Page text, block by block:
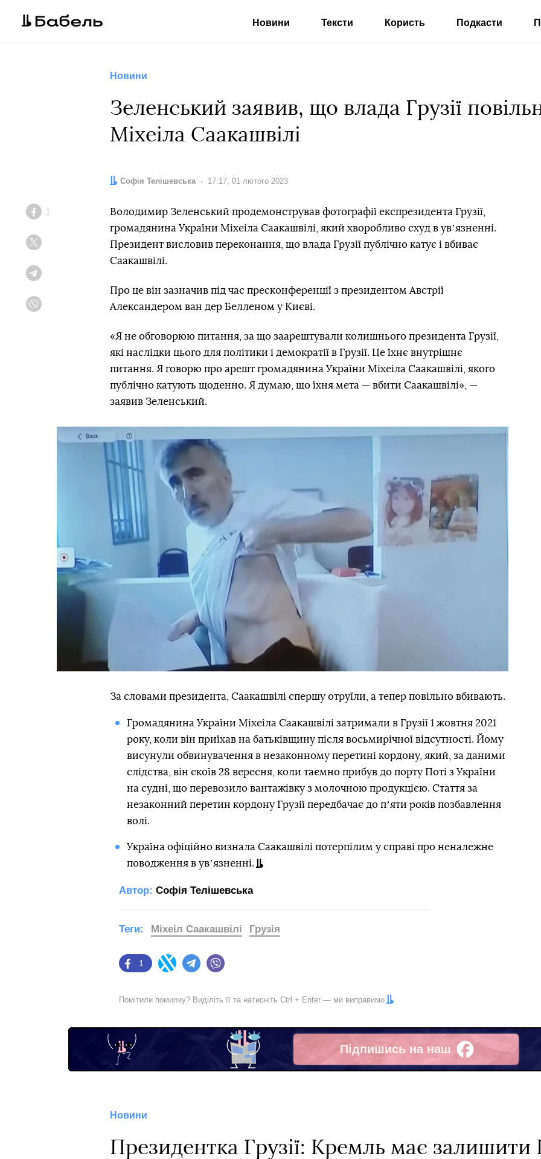
Новини Тексти Користь Подкасти
Новини
Зеленський заявив, що влада Грузії
Міхеіла Саакашвілі
Автор:
Софія Телішевська Дата:
17:17, 01 лютого 2023
Facebook
1
Володимир Зеленський продемонстрував фотографії експрезидента Грузії,
громадянина України Міхеіла Саакашвілі, який хворобливо схуд в увʼязненні.
Президент висловив переконання, що влада Грузії публічно катує і вбиває
Саакашвілі.
Про це він зазначив під час пресконференції з президентом Австрії
Александером ван дер Белленом у Києві.
«Я не обговорюю питання, за що заарештували колишнього президента Грузії,
які наслідки цього для політики і демократії в Грузії. Це їхнє внутрішнє
питання. Я говорю про арешт громадянина України Міхеіла Саакашвілі, якого
публічно катують щоденно. Я думаю, що їхня мета — вбити Саакашвілі», —
заявив Зеленський.
За словами президента, Саакашвілі спершу отруїли, а тепер повільно вбивають.
Громадянина України Міхеіла Саакашвілі затримали в Грузії 1 жовтня 2021
року, коли він приїхав на батьківщину після восьмирічної відсутності. Йому
висунули обвинувачення в незаконному перетині кордону, який, за даними
слідства, він скоїв 28 вересня, коли таємно прибув до порту Поті з України
на судні, що перевозило вантажівку з молочною продукцією. Стаття за
незаконний перетин кордону Грузії передбачає до пʼяти років позбавлення
волі.
Україна офіційно визнала Саакашвілі потерпілим у справі про неналежне
поводження в увʼязненні.
Автор: Софія Телішевська
Facebook
1
Twitter Telegram
Теги: Міхеіл Саакашвілі Грузія
Помітили помилку? Виділіть її та натисніть Ctrl + Enter — ми виправимо
Підпишись на наш
Facebook
Новини
Президентка Грузії: Кремль має залишити